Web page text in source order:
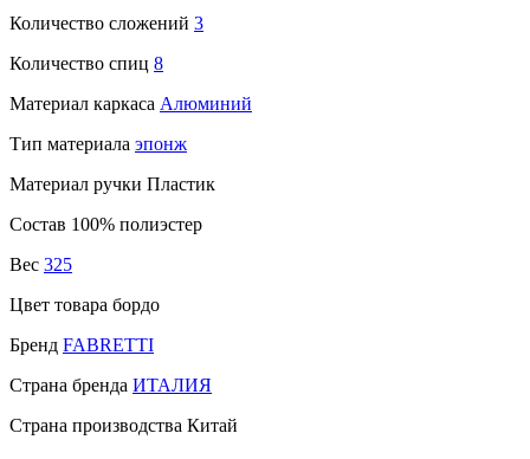
Количество сложений 3
Количество спиц 8
Материал каркаса Алюминий
Тип материала эпонж
Материал ручки Пластик
Состав 100% полиэстер
Вес 325
Цвет товара бордо
Бренд FABRETTI
Страна бренда ИТАЛИЯ
Страна производства Китай